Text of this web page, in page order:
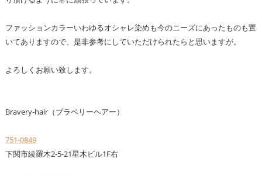
ファッションカラーいわゆるオシャレ染めも今のニーズにあったものも置
いてありますので、是非参考にしていただけられたらと思いますが。
よろしくお願い致します。
Bravery-hair（ブラベリーヘアー）
751-0849
下関市綾羅木2-5-21星木ビル1F右